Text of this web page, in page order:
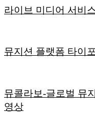
라이브 미디어 서비
뮤지션 플랫폼 타이
뮤콜라보-글로벌 뮤
영상